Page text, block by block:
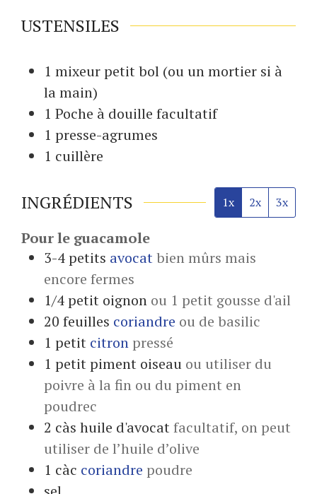
USTENSILES
1 mixeurpetit bol (ou un mortier si à
la main)
1 Poche à douille facultatif
1 presse-agrumes
1 cuillère
INGRÉDIENTS 1x 2x 3x
Pour le guacamole
3-4petits avocatbien mûrs mais
encore fermes
1/4petit oignon ou 1 petit gousse d'ail
20 feuilles coriandre ou de basilic
1 petit citron pressé
1 petitpiment oiseau ou utiliser du
poivre à la fin ou du piment en
poudrec
2 càs huile d'avocatfacultatif, on peut
utiliser de l’huile d’olive
1 càc coriandre poudre